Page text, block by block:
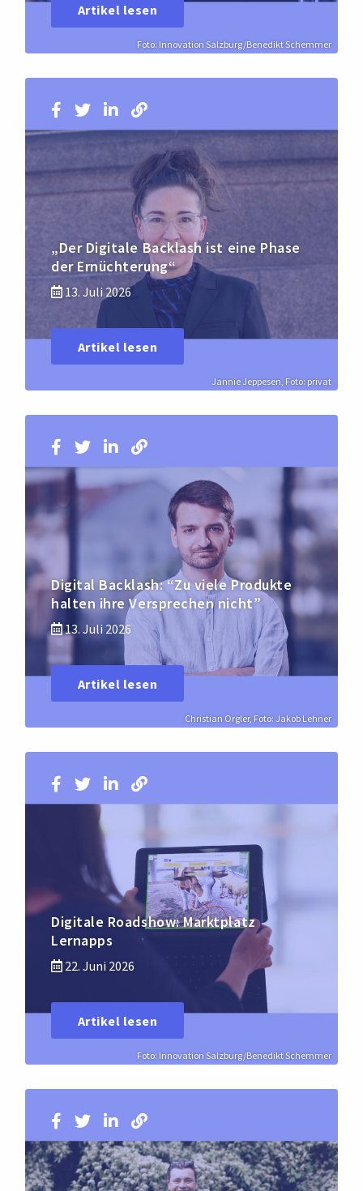
Foto: Innovation Salzburg/Benedikt Schemmer
Artikel lesen
Jannie Jeppesen, Foto: privat
„Der Digitale Backlash ist eine Phase
der Ernüchterung“
13. Juli 2026
Artikel lesen
Christian Orgler, Foto: Jakob Lehner
Digital Backlash: “Zu viele Produkte
halten ihre Versprechen nicht”
13. Juli 2026
Artikel lesen
Foto: Innovation Salzburg/Benedikt Schemmer
Digitale Roadshow: Marktplatz
Lernapps
22. Juni 2026
Artikel lesen